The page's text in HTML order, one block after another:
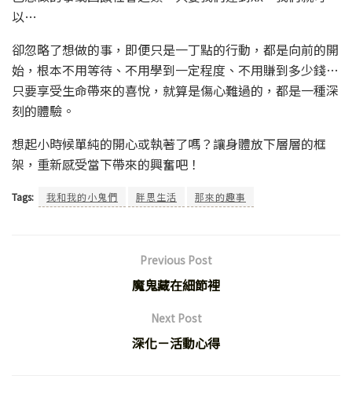
以…
卻忽略了想做的事，即便只是一丁點的行動，都是向前的開
始，根本不用等待、不用學到一定程度、不用賺到多少錢…
只要享受生命帶來的喜悅，就算是傷心難過的，都是一種深
刻的體驗。
想起小時候單純的開心或執著了嗎？讓身體放下層層的框
架，重新感受當下帶來的興奮吧！
Tags: 我和我的小鬼們 胖思生活 那來的趣事
Previous Post
魔鬼藏在細節裡
Next Post
深化－活動心得